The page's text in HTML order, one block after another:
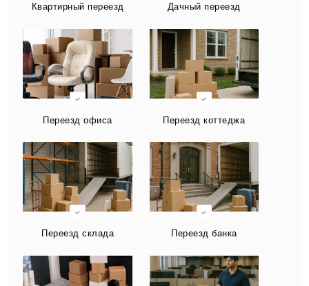
Квартирный переезд Дачный переезд
Переезд офиса Переезд коттеджа
Переезд склада Переезд банка